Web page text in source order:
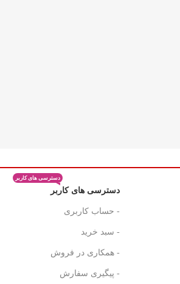
دسترسی های کاربر
دسترسی های کاربر
- حساب کاربری
- سبد خرید
- همکاری در فروش
- پیگیری سفارش